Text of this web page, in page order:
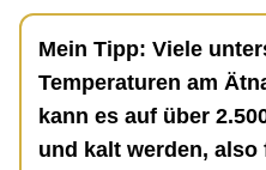
Mein Tipp: Viele
Temperaturen am
kann es auf über
und kalt werden, also